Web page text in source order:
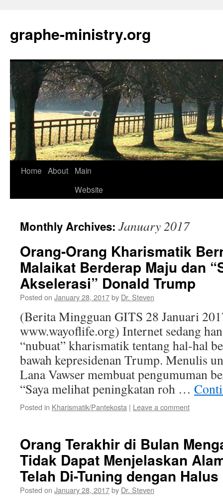
content
graphe-ministry.org
Home About
Main
Website
Monthly Archives: January 2017
Orang-Orang Kharismatik
Malaikat Berderap Maju dan
Akselerasi” Donald Trump
Posted on January 28, 2017by Dr. Steven
(Berita Mingguan GITS 28 Januari
www.wayoflife.org) Internet sedang
“nubuat” kharismatik tentang hal-hal
bawah kepresidenan Trump. Menulis
Lana Vawser membuat pengumuman
“Saya melihat peningkatan roh …
Posted in Kharismatik/Pantekosta | Leave a comment
Orang Terakhir di Bulan
Tidak Dapat Menjelaskan
Telah Di-Tuning dengan Halus
Posted on January 28, 2017by Dr. Steven